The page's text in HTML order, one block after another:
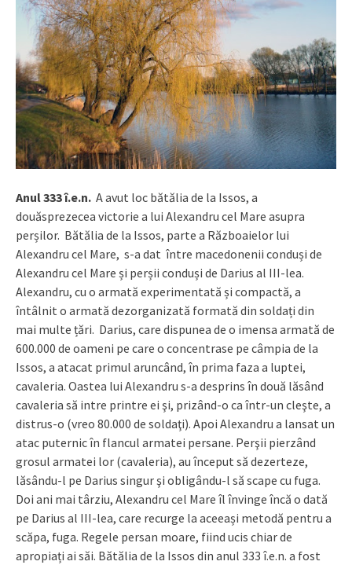
Anul 333 î.e.n. A avut loc bătălia de la Issos, a
douăsprezecea victorie a lui Alexandru cel Mare asupra
perșilor. Bătălia de la Issos, parte a Războaielor lui
Alexandru cel Mare, s-a dat între macedonenii conduși de
Alexandru cel Mare și perșii conduși de Darius al III-lea.
Alexandru, cu o armată experimentată și compactă, a
întâlnit o armată dezorganizată formată din soldați din
mai multe țări. Darius, care dispunea de o imensa armată de
600.000 de oameni pe care o concentrase pe câmpia de la
Issos, a atacat primul aruncând, în prima faza a luptei,
cavaleria. Oastea lui Alexandru s-a desprins în două lăsând
cavaleria să intre printre ei şi, prizând-o ca într-un cleşte, a
distrus-o (vreo 80.000 de soldaţi). Apoi Alexandru a lansat un
atac puternic în flancul armatei persane. Perşii pierzând
grosul armatei lor (cavaleria), au început să dezerteze,
lăsându-l pe Darius singur şi obligându-l să scape cu fuga.
Doi ani mai târziu, Alexandru cel Mare îl învinge încă o dată
pe Darius al III-lea, care recurge la aceeași metodă pentru a
scăpa, fuga. Regele persan moare, fiind ucis chiar de
apropiați ai săi. Bătălia de la Issos din anul 333 î.e.n. a fost